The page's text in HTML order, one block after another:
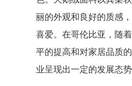
丽的外观和良好的质感
喜爱。在哥伦比亚，随
平的提高和对家居品质
业呈现出一定的发展态势